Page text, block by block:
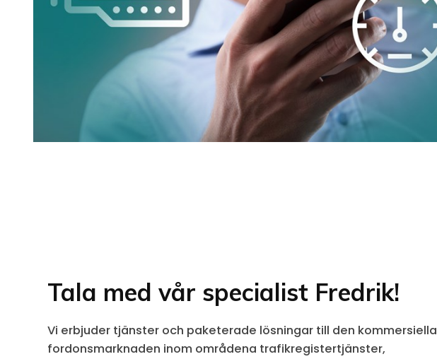
Tala med vår specialist Fredrik!
Vi erbjuder tjänster och paketerade lösningar till den kommersiella
fordonsmarknaden inom områdena trafikregistertjänster,